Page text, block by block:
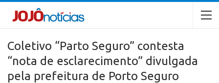
Coletivo “Parto Seguro” contesta
“nota de esclarecimento” divulgada
pela prefeitura de Porto Seguro